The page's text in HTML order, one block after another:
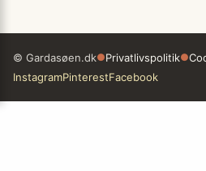
© Gardasøen.dk●Privatlivspolitik●
InstagramPinterestFacebook